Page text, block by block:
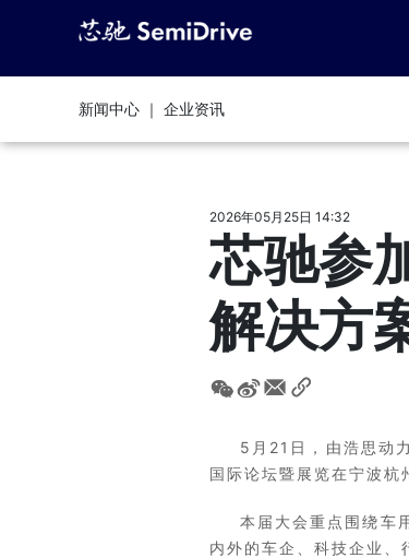
新闻中心 ｜ 企业资讯
2026年05月25日 14:32
芯驰参
解决方
5月21日，由浩思动
国际论坛暨展览在宁波杭
本届大会重点围绕车
内外的车企、科技企业、